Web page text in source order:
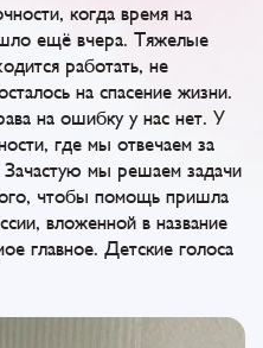
когда время на
ещё вчера. Тяжелые
работать, не
на спасение жизни.
на ошибку у нас нет. У
где мы отвечаем за
Зачастую мы решаем задачи
чтобы помощь пришла
вложенной в название
главное. Детские голоса